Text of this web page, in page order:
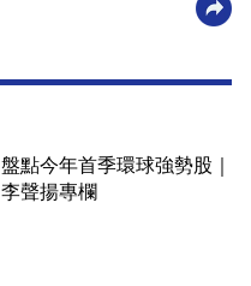
盤點今年首季環球強勢股｜
李聲揚專欄